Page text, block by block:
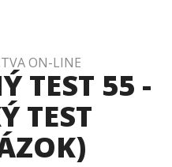
ON-LINE
TEST 55 -
TEST